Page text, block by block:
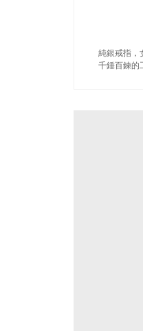
純銀戒指，
千錘百鍊的